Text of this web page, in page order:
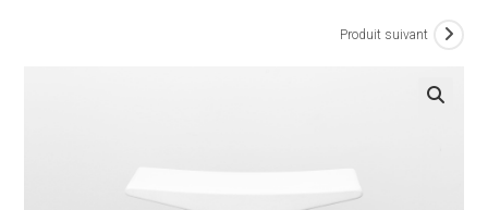
Produit suivant